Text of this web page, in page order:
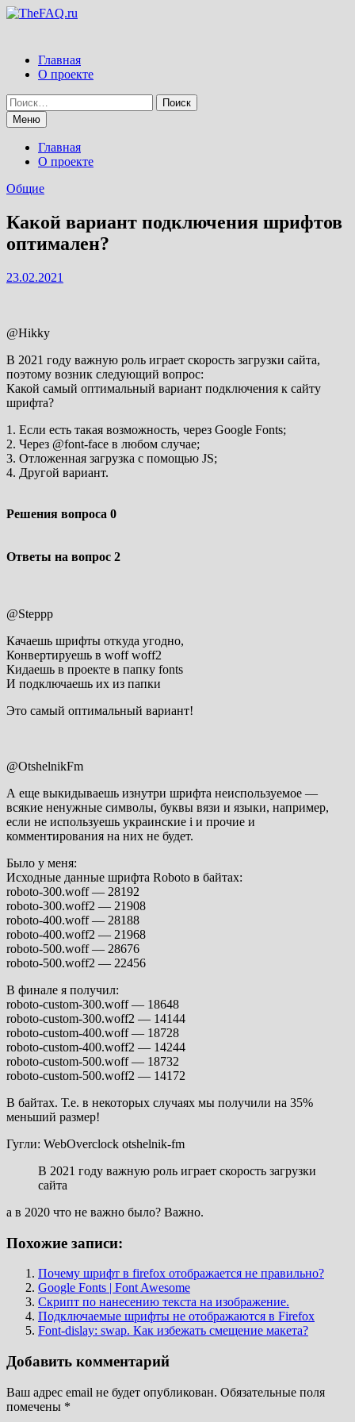
Перейти
Главная
О проекте
Найти:
Меню
Главная
О проекте
Общие
Какой вариант подключения шрифтов
оптимален?
23.02.2021
@Hikky
В 2021 году важную роль играет скорость загрузки сайта,
поэтому возник следующий вопрос:
Какой самый оптимальный вариант подключения к сайту
шрифта?
1. Если есть такая возможность, через Google Fonts;
2. Через @font-face в любом случае;
3. Отложенная загрузка с помощью JS;
4. Другой вариант.
Решения вопроса 0
Ответы на вопрос 2
@Steppp
Качаешь шрифты откуда угодно,
Конвертируешь в woff woff2
Кидаешь в проекте в папку fonts
И подключаешь их из папки
Это самый оптимальный вариант!
@OtshelnikFm
А еще выкидываешь изнутри шрифта неиспользуемое —
всякие ненужные символы, буквы вязи и языки, например,
если не используешь украинские i и прочие и
комментирования на них не будет.
Было у меня:
Исходные данные шрифта Roboto в байтах:
roboto-300.woff — 28192
roboto-300.woff2 — 21908
roboto-400.woff — 28188
roboto-400.woff2 — 21968
roboto-500.woff — 28676
roboto-500.woff2 — 22456
В финале я получил:
roboto-custom-300.woff — 18648
roboto-custom-300.woff2 — 14144
roboto-custom-400.woff — 18728
roboto-custom-400.woff2 — 14244
roboto-custom-500.woff — 18732
roboto-custom-500.woff2 — 14172
В байтах. Т.е. в некоторых случаях мы получили на 35%
меньший размер!
Гугли: WebOverclock otshelnik-fm
В 2021 году важную роль играет скорость загрузки
сайта
а в 2020 что не важно было? Важно.
Похожие записи:
Почему шрифт в firefox отображается не правильно?
Google Fonts | Font Awesome
Скрипт по нанесению текста на изображение.
Подключаемые шрифты не отображаются в Firefox
Font-dislay: swap. Как избежать смещение макета?
Добавить комментарий
Ваш адрес email не будет опубликован. Обязательные поля
помечены *